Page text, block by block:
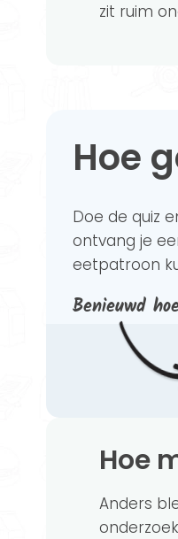
zit ruim
Hoe
Doe de quiz
ontvang je
eetpatroon
Benieuwd
Hoe
Anders